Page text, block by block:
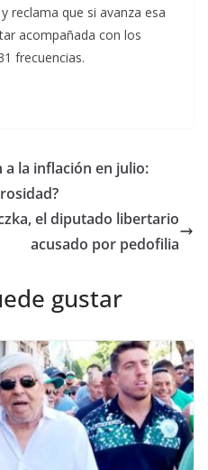
y reclama que si avanza esa
acompañada con los
frecuencias.
a la inflación en julio:
el diputado libertario
acusado por pedofilia
gustar